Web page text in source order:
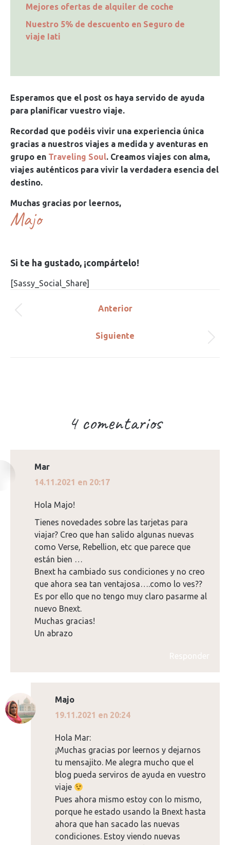
Mejores ofertas de alquiler de coche
Nuestro 5% de descuento en Seguro de
viaje Iati
Esperamos que el post os haya servido de ayuda
para planificar vuestro viaje.
Recordad que podéis vivir una experiencia única
gracias a nuestros viajes a medida y aventuras en
grupo en Traveling Soul. Creamos viajes con alma,
viajes auténticos para vivir la verdadera esencia del
destino.
Muchas gracias por leernos,
Majo
Si te ha gustado, ¡compártelo!
[Sassy_Social_Share]
Navegación
Anterior
Siguiente
4 comentarios
Mar
dice:
14.11.2021 en 20:17
Hola Majo!
Tienes novedades sobre las tarjetas para
viajar? Creo que han salido algunas nuevas
como Verse, Rebellion, etc que parece que
están bien …
Bnext ha cambiado sus condiciones y no creo
que ahora sea tan ventajosa….como lo ves??
Es por ello que no tengo muy claro pasarme al
nuevo Bnext.
Muchas gracias!
Un abrazo
Responder
Majo
dice:
19.11.2021 en 20:24
Hola Mar:
¡Muchas gracias por leernos y dejarnos
tu mensajito. Me alegra mucho que el
blog pueda serviros de ayuda en vuestro
viaje
Pues ahora mismo estoy con lo mismo,
porque he estado usando la Bnext hasta
ahora que han sacado las nuevas
condiciones. Estoy viendo nuevas